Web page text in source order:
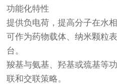
功能化特性
提供负电荷，提高分子在水
可作为药物载体、纳米颗粒
台。
羧基与氨基、羟基或巯基等
联和交联策略。